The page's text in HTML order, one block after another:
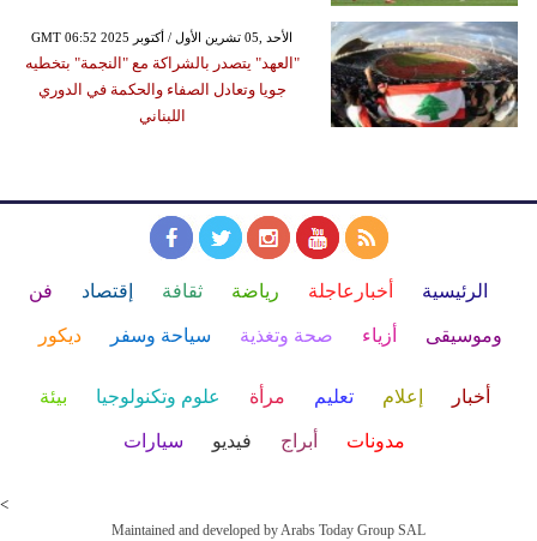
GMT 06:52 2025 الأحد ,05 تشرين الأول / أكتوبر
"العهد" يتصدر بالشراكة مع "النجمة" بتخطيه
جويا وتعادل الصفاء والحكمة في الدوري
اللبناني
الرئيسية أخبارعاجلة رياضة ثقافة إقتصاد فن
وموسيقى أزياء صحة وتغذية سياحة وسفر ديكور
أخبار إعلام تعليم مرأة علوم وتكنولوجيا بيئة
مدونات أبراج فيديو سيارات
<
Maintained and developed by Arabs Today Group SAL